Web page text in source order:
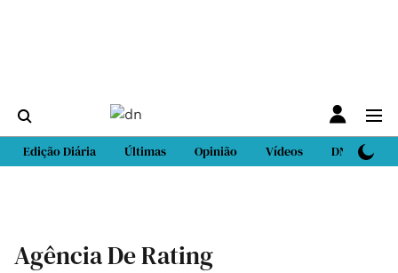
Edição Diária Últimas Opinião Vídeos DN Sport
Agência De Rating